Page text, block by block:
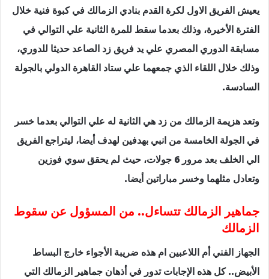
يعيش الفريق الاول لكرة القدم بنادي الزمالك في كبوة فنية خلال
الفترة الأخيرة، وذلك بعدما سقط للمرة الثانية علي التوالي في
مسابقة الدوري المصري علي يد فريق زد الصاعد حديثا للدوري،
وذلك خلال اللقاء الذي جمعهما علي ستاد القاهرة الدولي بالجولة
السادسة.
وتعد هزيمة الزمالك من زد هي الثانية له علي التوالي بعدما خسر
في الجولة الخامسة من انبي بهدفين لهدف أيضا، ليتراجع الفريق
الي الخلف بعد مرور 6 جولات، حيث لم يحقق سوي فوزين
وتعادل مثلهما وخسر مباراتين أيضا.
جماهير الزمالك تتساءل.. من المسؤول عن سقوط
الزمالك
الجهاز الفني أم اللاعبين ام هذه ضريبة الأجواء خارج البساط
الأبيض.. كل هذه الإجابات تدور في أذهان جماهير الزمالك التي